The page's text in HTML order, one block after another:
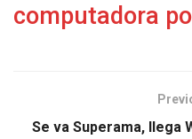
computadora
Se va Superama, llega